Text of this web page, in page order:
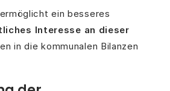
ein besseres
Interesse an dieser
in die kommunalen Bilanzen